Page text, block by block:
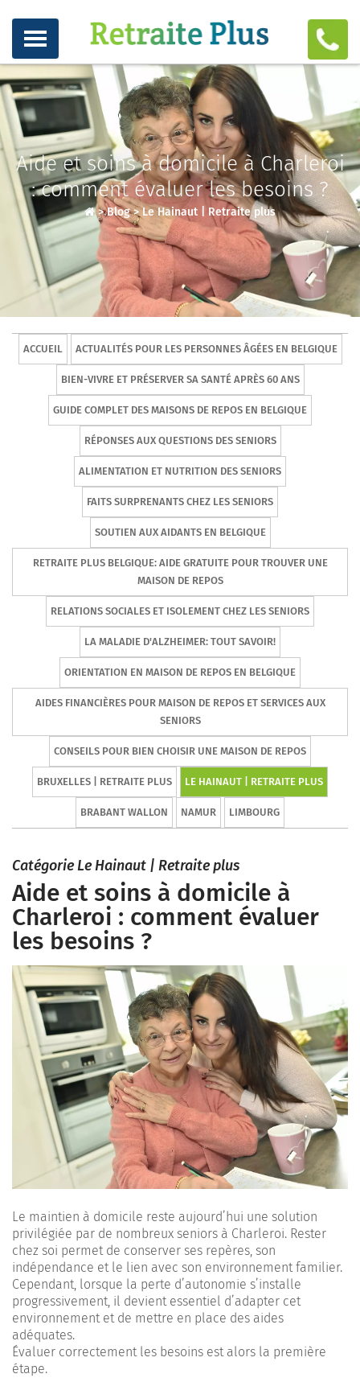
Aide et soins à domicile à Charleroi
: comment évaluer les besoins ?
>Blog>Le Hainaut | Retraite plus
ACCUEIL ACTUALITÉS POUR LES PERSONNES ÂGÉES EN BELGIQUE
BIEN-VIVRE ET PRÉSERVER SA SANTÉ APRÈS 60 ANS
GUIDE COMPLET DES MAISONS DE REPOS EN BELGIQUE
RÉPONSES AUX QUESTIONS DES SENIORS
ALIMENTATION ET NUTRITION DES SENIORS
FAITS SURPRENANTS CHEZ LES SENIORS
SOUTIEN AUX AIDANTS EN BELGIQUE
RETRAITE PLUS BELGIQUE: AIDE GRATUITE POUR TROUVER UNE
MAISON DE REPOS
RELATIONS SOCIALES ET ISOLEMENT CHEZ LES SENIORS
LA MALADIE D'ALZHEIMER: TOUT SAVOIR!
ORIENTATION EN MAISON DE REPOS EN BELGIQUE
AIDES FINANCIÈRES POUR MAISON DE REPOS ET SERVICES AUX
SENIORS
CONSEILS POUR BIEN CHOISIR UNE MAISON DE REPOS
BRUXELLES | RETRAITE PLUS LE HAINAUT | RETRAITE PLUS
BRABANT WALLON NAMUR LIMBOURG
Catégorie Le Hainaut | Retraite plus
Aide et soins à domicile à
Charleroi : comment évaluer
les besoins ?
Le maintien à domicile reste aujourd’hui une solution
privilégiée par de nombreux seniors à Charleroi. Rester
chez soi permet de conserver ses repères, son
indépendance et le lien avec son environnement familier.
Cependant, lorsque la perte d’autonomie s’installe
progressivement, il devient essentiel d’adapter cet
environnement et de mettre en place des aides
adéquates.
Évaluer correctement les besoins est alors la première
étape.